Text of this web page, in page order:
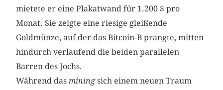
mietete er eine Plakatwand für 1.200 $ pro
Monat. Sie zeigte eine riesige gleißende
Goldmünze, auf der das Bitcoin-B prangte, mitten
hindurch verlaufend die beiden parallelen
Barren des Jochs.
Während dasminingsich einem neuen Traum